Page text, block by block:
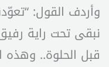
نبقى تحت راية
قبل الحلوة.. وهذه